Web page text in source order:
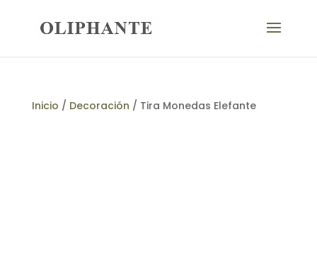
Inicio / Decoración / Tira Monedas Elefante